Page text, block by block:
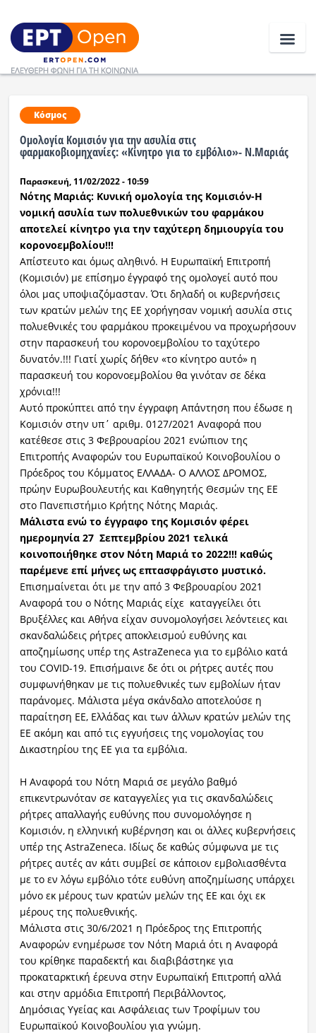
Ειδήσεις
Ελλάδα
Κοινωνία
Πολιτική
Οικονομία
Αθλητικά
Κόσμος
Ραδιόφωνο
Εκπομπές
Πολιτισμός
Κόσμος
Ομολογία Κομισιόν για την ασυλία στις
φαρμακοβιομηχανίες: «Κίνητρο για το εμβόλιο»- Ν.Μαριάς
Παρασκευή, 11/02/2022 - 10:59
Νότης Μαριάς: Κυνική ομολογία της Κομισιόν-H
νομική ασυλία των πολυεθνικών του φαρμάκου
αποτελεί κίνητρο για την ταχύτερη δημιουργία του
κορονοεμβολίου!!!
Απίστευτο και όμως αληθινό. Η Ευρωπαϊκή Επιτροπή
(Κομισιόν) με επίσημο έγγραφό της ομολογεί αυτό που
όλοι μας υποψιαζόμασταν. Ότι δηλαδή οι κυβερνήσεις
των κρατών μελών της ΕΕ χορήγησαν νομική ασυλία στις
πολυεθνικές του φαρμάκου προκειμένου να προχωρήσουν
στην παρασκευή του κορονοεμβολίου το ταχύτερο
δυνατόν.!!! Γιατί χωρίς δήθεν «το κίνητρο αυτό» η
παρασκευή του κορονοεμβολίου θα γινόταν σε δέκα
χρόνια!!!
Αυτό προκύπτει από την έγγραφη Απάντηση που έδωσε η
Κομισιόν στην υπ΄ αριθμ. 0127/2021 Αναφορά που
κατέθεσε στις 3 Φεβρουαρίου 2021 ενώπιον της
Επιτροπής Αναφορών του Ευρωπαϊκού Κοινοβουλίου ο
Πρόεδρος του Κόμματος ΕΛΛΑΔΑ- Ο ΑΛΛΟΣ ΔΡΟΜΟΣ,
πρώην Ευρωβουλευτής και Καθηγητής Θεσμών της ΕΕ
στο Πανεπιστήμιο Κρήτης Νότης Μαριάς.
Μάλιστα ενώ το έγγραφο της Κομισιόν φέρει
ημερομηνία 27 Σεπτεμβρίου 2021 τελικά
κοινοποιήθηκε στον Νότη Μαριά το 2022!!! καθώς
παρέμενε επί μήνες ως επτασφράγιστο μυστικό.
Επισημαίνεται ότι με την από 3 Φεβρουαρίου 2021
Αναφορά του ο Νότης Μαριάς είχε καταγγείλει ότι
Βρυξέλλες και Αθήνα είχαν συνομολογήσει λεόντειες και
σκανδαλώδεις ρήτρες αποκλεισμού ευθύνης και
αποζημίωσης υπέρ της AstraZeneca για το εμβόλιο κατά
του COVID-19. Επισήμαινε δε ότι οι ρήτρες αυτές που
συμφωνήθηκαν με τις πολυεθνικές των εμβολίων ήταν
παράνομες. Μάλιστα μέγα σκάνδαλο αποτελούσε η
παραίτηση ΕΕ, Ελλάδας και των άλλων κρατών μελών της
ΕΕ ακόμη και από τις εγγυήσεις της νομολογίας του
Δικαστηρίου της ΕΕ για τα εμβόλια.
Η Αναφορά του Νότη Μαριά σε μεγάλο βαθμό
επικεντρωνόταν σε καταγγελίες για τις σκανδαλώδεις
ρήτρες απαλλαγής ευθύνης που συνομολόγησε η
Κομισιόν, η ελληνική κυβέρνηση και οι άλλες κυβερνήσεις
υπέρ της AstraZeneca. Ιδίως δε καθώς σύμφωνα με τις
ρήτρες αυτές αν κάτι συμβεί σε κάποιον εμβολιασθέντα
με το εν λόγω εμβόλιο τότε ευθύνη αποζημίωσης υπάρχει
μόνο εκ μέρους των κρατών μελών της ΕΕ και όχι εκ
μέρους της πολυεθνικής.
Μάλιστα στις 30/6/2021 η Πρόεδρος της Επιτροπής
Αναφορών ενημέρωσε τον Νότη Μαριά ότι η Αναφορά
του κρίθηκε παραδεκτή και διαβιβάστηκε για
προκαταρκτική έρευνα στην Ευρωπαϊκή Επιτροπή αλλά
και στην αρμόδια Επιτροπή Περιβάλλοντος,
Δημόσιας Υγείας και Ασφάλειας των Τροφίμων του
Ευρωπαϊκού Κοινοβουλίου για γνώμη.